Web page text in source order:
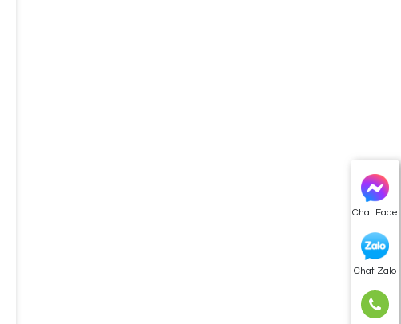
Chat Face
Chat Zalo